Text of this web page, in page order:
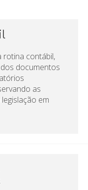
rotina contábil,
documentos
as
em